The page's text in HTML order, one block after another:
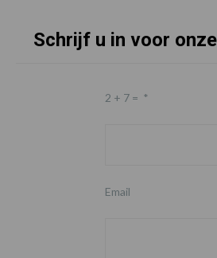
Schrijf u in voor
2 + 7 = *
Email